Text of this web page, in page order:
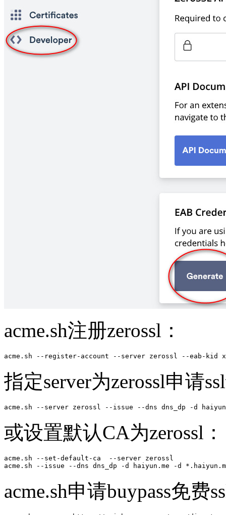
acme.sh注册zerossl：
acme.sh --register-account --server zerossl --eab-kid
指定server为zerossl申请
acme.sh --server zerossl --issue --dns dns_dp -d
或设置默认CA为zerossl：
acme.sh
acme.sh --issue --dns dns_dp -d haiyun.me -d
acme.sh申请buypass免费